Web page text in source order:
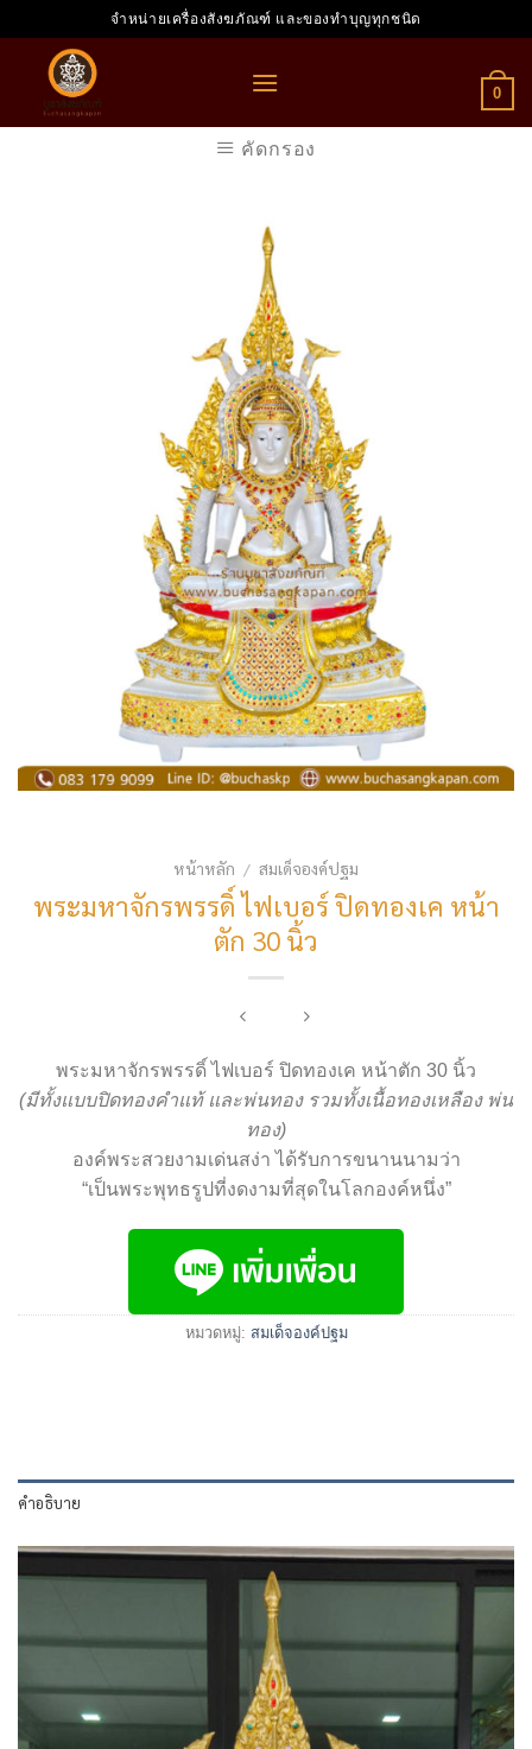
to
content
จำหน่ายเครื่องสังฆภัณฑ์ และของทำบุญทุกชนิด
0
คัดกรอง
หน้าหลัก / สมเด็จองค์ปฐม
พระมหาจักรพรรดิ์ ไฟเบอร์ ปิดทองเค หน้า
ตัก 30 นิ้ว
พระมหาจักรพรรดิ์ ไฟเบอร์ ปิดทองเค หน้าตัก 30 นิ้ว
(มีทั้งแบบปิดทองคำแท้ และพ่นทอง รวมทั้งเนื้อทองเหลือง พ่น
ทอง)
องค์พระสวยงามเด่นสง่า ได้รับการขนานนามว่า
“เป็นพระพุทธรูปที่งดงามที่สุดในโลกองค์หนึ่ง”
หมวดหมู่: สมเด็จองค์ปฐม
คำอธิบาย